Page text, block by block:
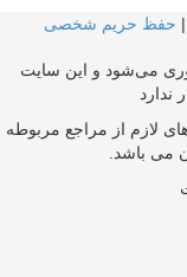
| حفظ حریم شخصی
می‌شود و این سایت
ندارد
لازم از مراجع مربوطه
می باشد.